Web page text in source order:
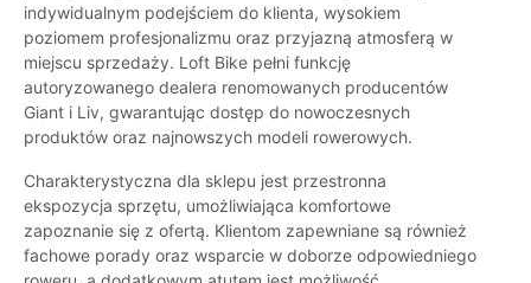
indywidualnym podejściem do klienta, wysokiem
poziomem profesjonalizmu oraz przyjazną atmosferą w
miejscu sprzedaży. Loft Bike pełni funkcję
autoryzowanego dealera renomowanych producentów
Giant i Liv, gwarantując dostęp do nowoczesnych
produktów oraz najnowszych modeli rowerowych.
Charakterystyczna dla sklepu jest przestronna
ekspozycja sprzętu, umożliwiająca komfortowe
zapoznanie się z ofertą. Klientom zapewniane są również
fachowe porady oraz wsparcie w doborze odpowiedniego